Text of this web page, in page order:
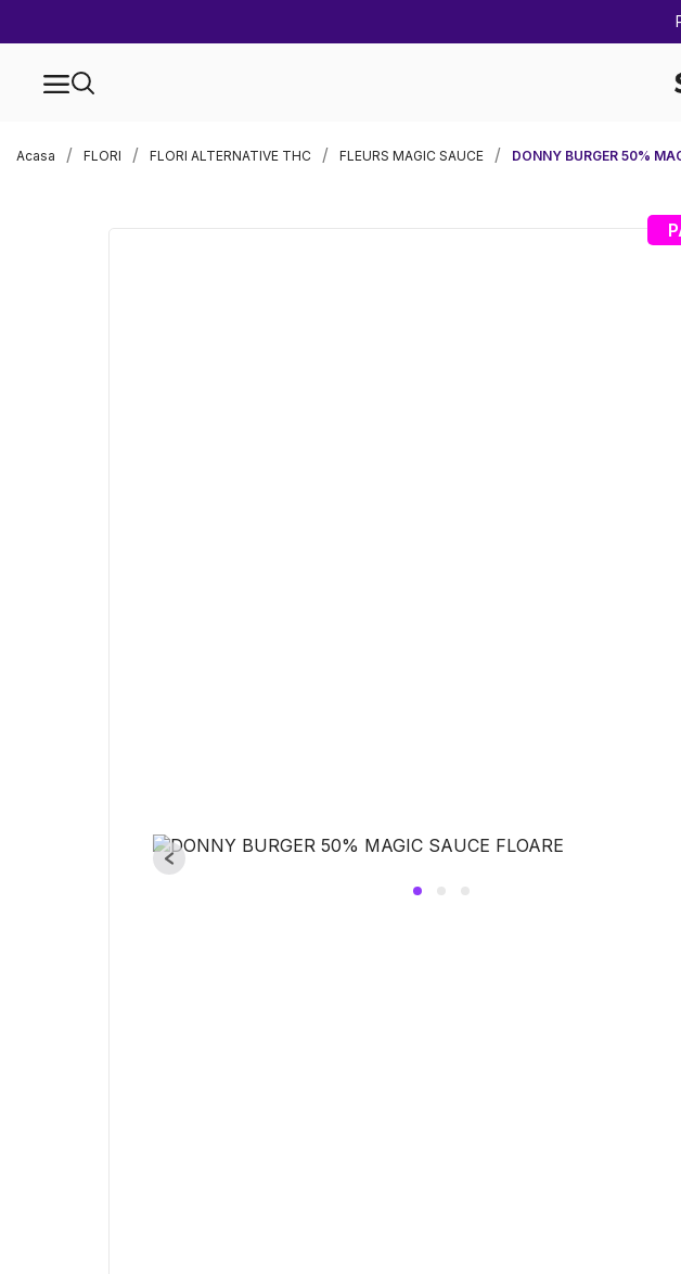
ULTIMA
Acasa FLORI FLORI ALTERNATIVE THC FLEURS MAGIC SAUCE DONNY BURGER 50%